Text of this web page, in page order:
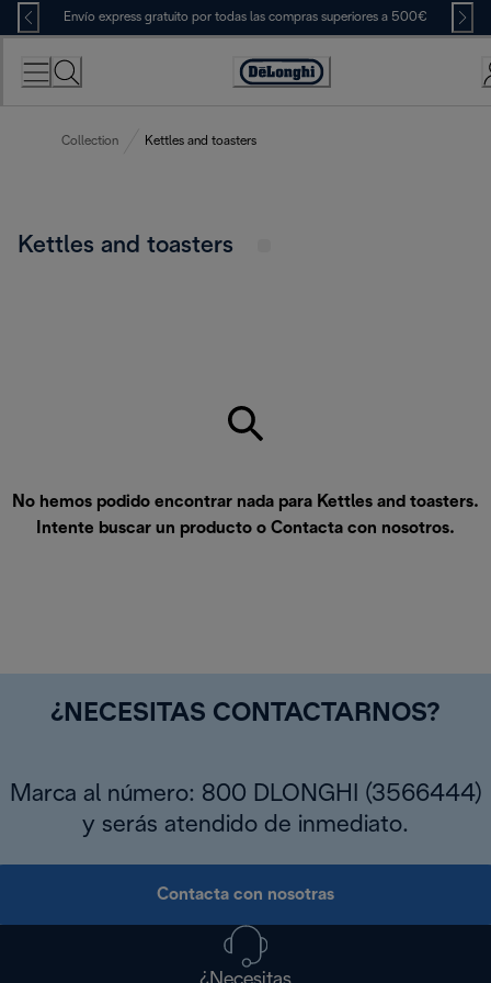
Skip
to
Content
Envío express gratuito por todas las compras superiores a 500€
Accessibility
Collection Kettles and toasters
Kettles and toasters
No hemos podido encontrar nada para Kettles and toasters.
Intente buscar un producto o Contacta con nosotros.
¿NECESITAS CONTACTARNOS?
Marca al número: 800 DLONGHI (3566444)
y serás atendido de inmediato.
Contacta con nosotras